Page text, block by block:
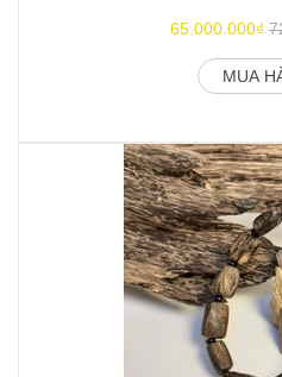
65.000.000₫
MUA